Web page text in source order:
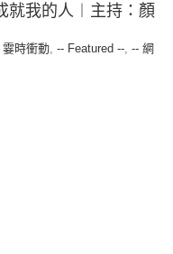
就我的人︱主持：顏
時衝動, -- Featured --, -- 網